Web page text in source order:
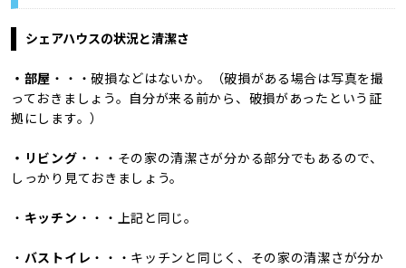
シェアハウスの状況と清潔さ
・部屋 ・・・破損などはないか。（破損がある場合は写真を撮
っておきましょう。自分が来る前から、破損があったという証
拠にします。）
・リビング ・・・その家の清潔さが分かる部分でもあるので、
しっかり見ておきましょう。
・ キッチン ・・・上記と同じ。
・ バストイレ ・・・キッチンと同じく、その家の清潔さが分か